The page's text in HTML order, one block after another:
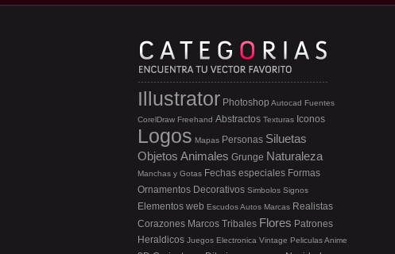
Illustrator Photoshop Autocad Fuentes
CorelDraw Freehand Abstractos Texturas Iconos
Logos Mapas Personas Siluetas
Objetos Animales Grunge Naturaleza
Manchas y Gotas Fechas especiales Formas
Ornamentos Decorativos Simbolos Signos
Elementos web EscudosAutos Marcas Realistas
Corazones Marcos Tribales Flores Patrones
Heraldicos Juegos Electronica Vintage PeliculasAnime